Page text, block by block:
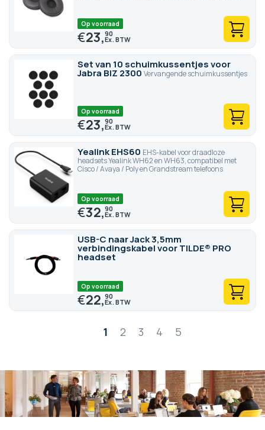
Op voorraad
€23,90
Set van 10 schuimkussentjes voor
Jabra BIZ 2300 Vervangende schuimkussentjes
Op voorraad
€23,90
Yealink EHS60 EHS-kabel voor draadloze
headsets Yealink WH62 en WH63, compatibel met
Cisco / Avaya / Poly en Grandstream telefoons
Op voorraad
€32,90
USB-C naar Jack 3,5mm
verbindingskabel voor TILDE® PRO
headset
Op voorraad
€22,90
Pagina1 2 3 4 5